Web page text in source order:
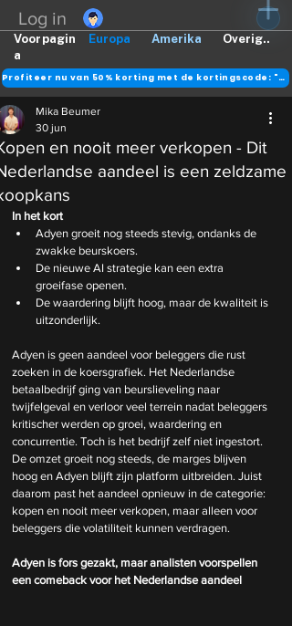
Log in
Europa Amerika Overig..
Voorpagin
a
Profiteer nu van 50% korting met de kortingscode: "DANK"
en nooit meer verkopen - Dit
aandeel is een zeldzame
Mika Beumer
30 jun
In het kort
Adyen groeit nog steeds stevig, ondanks de
zwakke beurskoers.
De nieuwe AI strategie kan een extra
groeifase openen.
De waardering blijft hoog, maar de kwaliteit is
uitzonderlijk.
Adyen is geen aandeel voor beleggers die rust
zoeken in de koersgrafiek. Het Nederlandse
betaalbedrijf ging van beurslieveling naar
twijfelgeval en verloor veel terrein nadat beleggers
kritischer werden op groei, waardering en
concurrentie. Toch is het bedrijf zelf niet ingestort.
De omzet groeit nog steeds, de marges blijven
hoog en Adyen blijft zijn platform uitbreiden. Juist
daarom past het aandeel opnieuw in de categorie:
kopen en nooit meer verkopen, maar alleen voor
beleggers die volatiliteit kunnen verdragen.
Adyen is fors gezakt, maar analisten voorspellen
een comeback voor het Nederlandse aandeel